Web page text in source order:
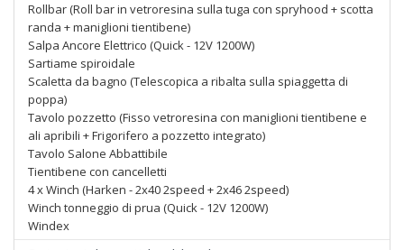
Rollbar (Roll bar in vetroresina sulla tuga con spryhood + scotta
randa + maniglioni tientibene)
Salpa Ancore Elettrico (Quick - 12V 1200W)
Sartiame spiroidale
Scaletta da bagno (Telescopica a ribalta sulla spiaggetta di
poppa)
Tavolo pozzetto (Fisso vetroresina con maniglioni tientibene e
ali apribili + Frigorifero a pozzetto integrato)
Tavolo Salone Abbattibile
Tientibene con cancelletti
4 x Winch (Harken - 2x40 2speed + 2x46 2speed)
Winch tonneggio di prua (Quick - 12V 1200W)
Windex